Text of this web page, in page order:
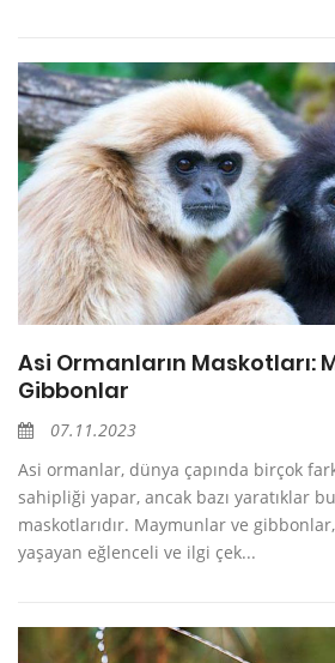
Asi Ormanların Maskotları:
Gibbonlar
07.11.2023
Asi ormanlar, dünya çapında birçok
sahipliği yapar, ancak bazı yaratıklar
maskotlarıdır. Maymunlar ve
yaşayan eğlenceli ve ilgi çek...